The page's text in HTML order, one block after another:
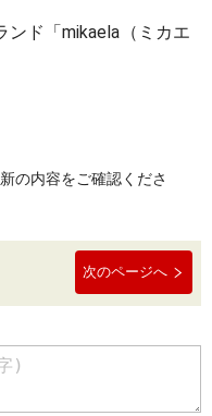
ド「mikaela（ミカエ
の内容をご確認くださ
次のページへ